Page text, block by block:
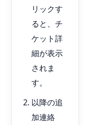
リックす
ると、チ
ケット詳
細が表示
されま
す。
以降の追
加連絡